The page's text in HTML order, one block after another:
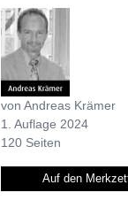
von Andreas Krämer
1. Auflage 2024
120 Seiten
Auf den